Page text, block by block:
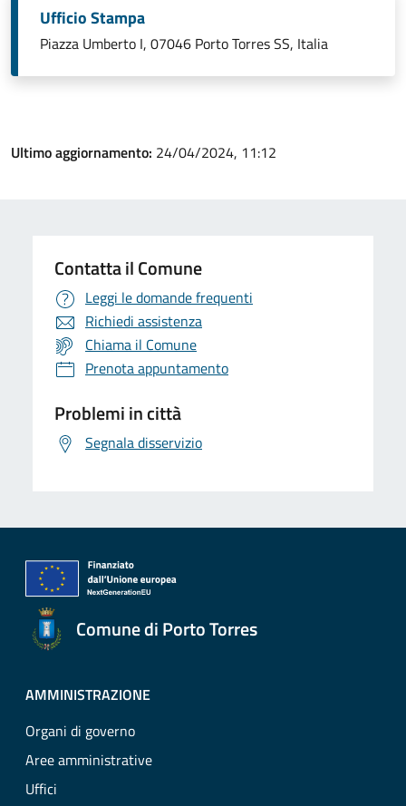
Ufficio Stampa
Piazza Umberto I, 07046 Porto Torres SS, Italia
Ultimo aggiornamento: 24/04/2024, 11:12
Contatta il Comune
Leggi le domande frequenti
Richiedi assistenza
Chiama il Comune
Prenota appuntamento
Problemi in città
Segnala disservizio
Comune di Porto Torres
AMMINISTRAZIONE
Organi di governo
Aree amministrative
Uffici